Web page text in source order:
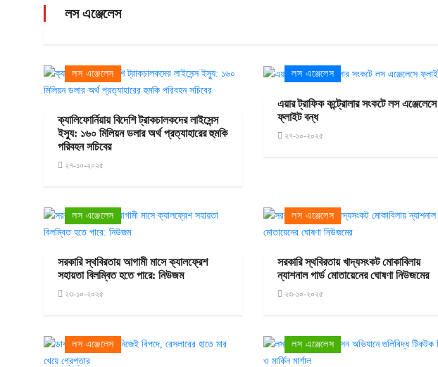
লস এঞ্জেলেস
লস এঞ্জেলেস
ক্যালিফোর্নিয়ায় বিদেশি ট্রাকচালকদের লাইসেন্স
ইস্যু: ১৬০ মিলিয়ন ডলার অর্থ প্রত্যাহারের হুমকি
পরিবহন সচিবের
২৭-১০-২০২৫
লস এঞ্জেলেস
এয়ার ট্রাফিক কন্ট্রোলার সংকটে লস এঞ্জেলেসে
ফ্লাইট বন্ধ
২৭-১০-২০২৫
লস এঞ্জেলেস
সরকারি স্থবিরতায় আগামী মাসে ক্যালফ্রেশ
সহায়তা বিলম্বিত হতে পারে: নিউজম
২৩-১০-২০২৫
লস এঞ্জেলেস
সরকারি স্থবিরতায় খাদ্যসংকট মোকাবিলায়
ন্যাশনাল গার্ড মোতায়েনের ঘোষণা নিউজমের
২৩-১০-২০২৫
লস এঞ্জেলেস লস এঞ্জেলেস